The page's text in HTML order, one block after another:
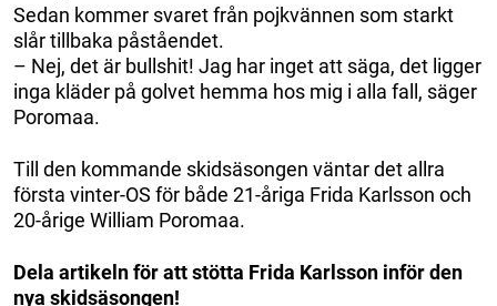
Sedan kommer svaret från pojkvännen som starkt
slår tillbaka påståendet.
– Nej, det är bullshit! Jag har inget att säga, det ligger
inga kläder på golvet hemma hos mig i alla fall, säger
Poromaa.
Till den kommande skidsäsongen väntar det allra
första vinter-OS för både 21-åriga Frida Karlsson och
20-årige William Poromaa.
Dela artikeln för att stötta Frida Karlsson inför den
nya skidsäsongen!